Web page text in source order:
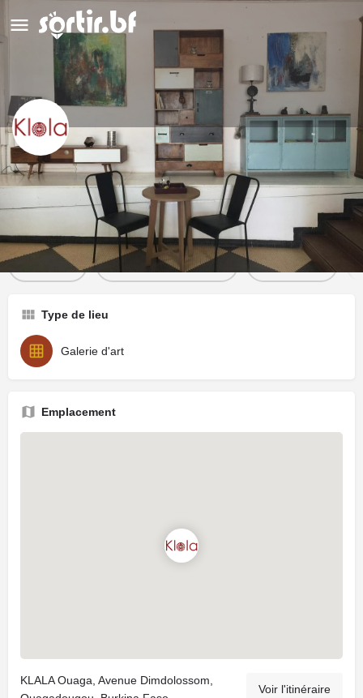
Galérie Klala
Détails Évènements
Y aller Ajouter aux favoris Partager
Type de lieu
Galerie d'art
Emplacement
KLALA Ouaga, Avenue Dimdolossom,
Voir l'itinéraire